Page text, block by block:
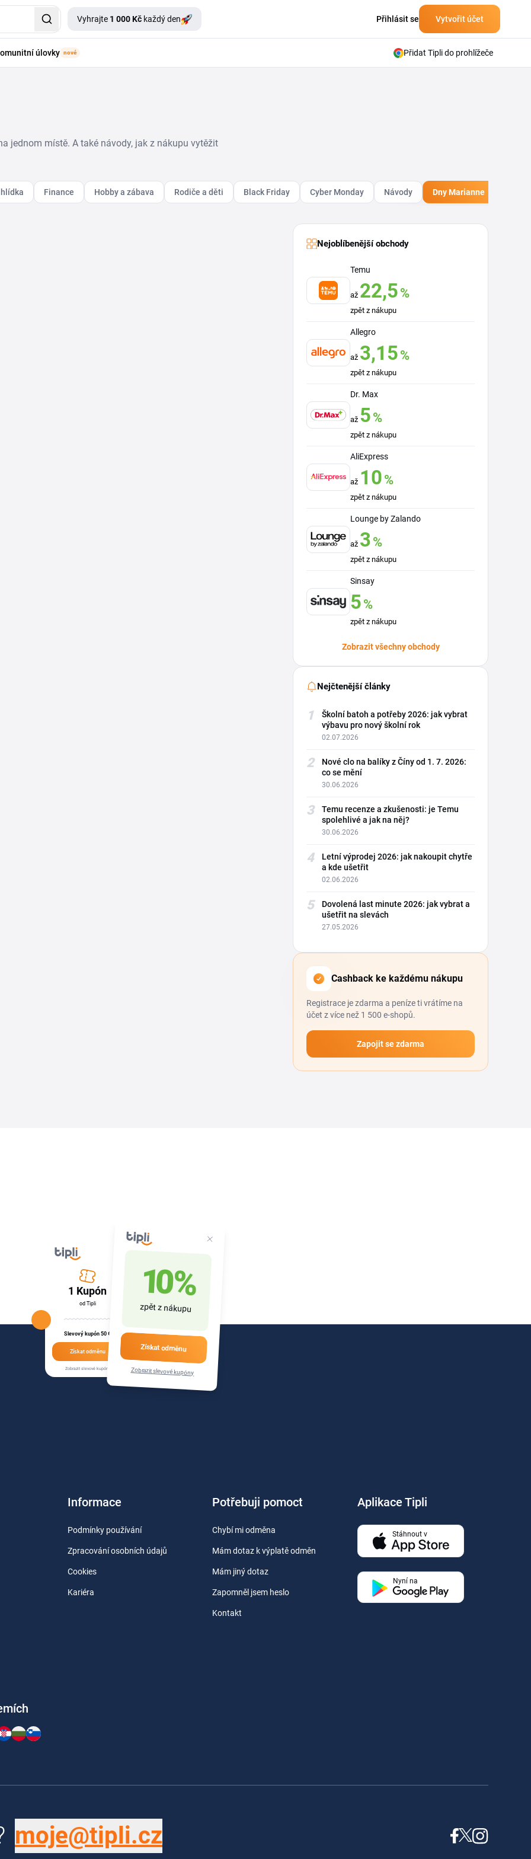
Vyhrajte 1 000 Kč každý den Přihlásit se Vytvořit účet
úlovky nové Přidat Tipli do prohlížeče
jednom místě. A také návody, jak z nákupu vytěžit
Finance Hobby a zábava Rodiče a děti Black Friday Cyber Monday Návody Dny Marianne
Nejoblíbenější obchody
Temu
až 22,5 %
zpět z nákupu
Allegro
až 3,15 %
zpět z nákupu
Dr. Max
až 5 %
zpět z nákupu
AliExpress
až 10 %
zpět z nákupu
Lounge by Zalando
až 3 %
zpět z nákupu
Sinsay
5 %
zpět z nákupu
Zobrazit všechny obchody
Nejčtenější články
1
Školní batoh a potřeby 2026: jak vybrat
výbavu pro nový školní rok
02.07.2026
2
Nové clo na balíky z Číny od 1. 7. 2026:
co se mění
30.06.2026
3
Temu recenze a zkušenosti: je Temu
spolehlivé a jak na něj?
30.06.2026
4
Letní výprodej 2026: jak nakoupit chytře
a kde ušetřit
02.06.2026
5
Dovolená last minute 2026: jak vybrat a
ušetřit na slevách
27.05.2026
Cashback ke každému nákupu
Registrace je zdarma a peníze ti vrátíme na
účet z více než 1 500 e-shopů.
Zapojit se zdarma
10 %
zpět z nákupu
Získat odměnu
Zobrazit slevové kupóny
1 Kupón
od Tipli
Slevový kupón 50 €
Získat odměnu
Zobrazit slevové kupóny
Informace
Podmínky používání
Zpracování osobních údajů
Cookies
Kariéra
Potřebuji pomoct
Chybí mi odměna
Mám dotaz k výplatě odměn
Mám jiný dotaz
Zapomněl jsem heslo
Kontakt
Aplikace Tipli
Stáhnout v
Nyní na
moje@tipli.cz